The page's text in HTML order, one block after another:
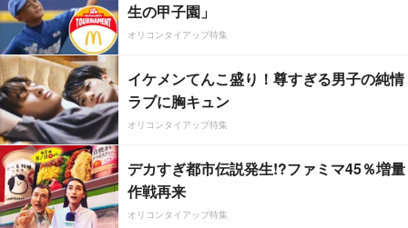
生の甲子園」
オリコンタイアップ特集
イケメンてんこ盛り！尊すぎる男子の純情
ラブに胸キュン
オリコンタイアップ特集
デカすぎ都市伝説発生!?ファミマ45％増量
作戦再来
オリコンタイアップ特集